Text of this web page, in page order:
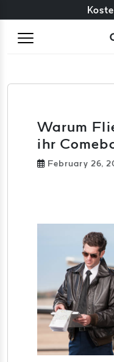
Kostenloser
Warum
ihr
February 26,